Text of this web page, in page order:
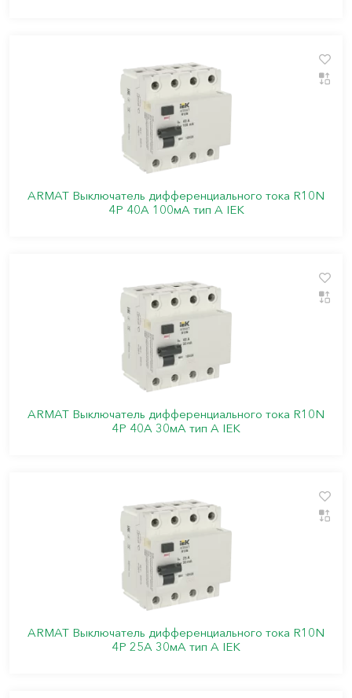
ARMAT Выключатель дифференциального тока R10N
4P 40А 100мА тип A IEK
ARMAT Выключатель дифференциального тока R10N
4P 40А 30мА тип A IEK
ARMAT Выключатель дифференциального тока R10N
4P 25А 30мА тип A IEK